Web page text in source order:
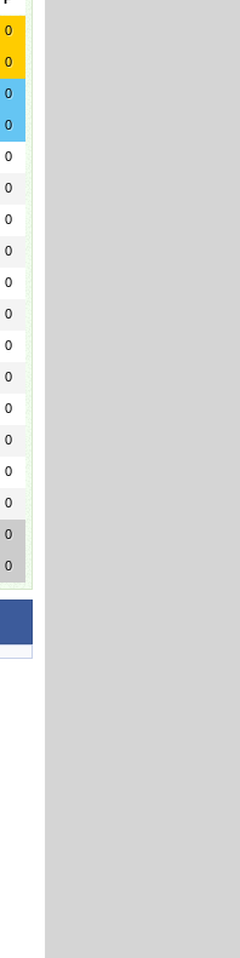
0
0
0
0
0
0
0
0
0
0
0
0
0
0
0
0
0
0